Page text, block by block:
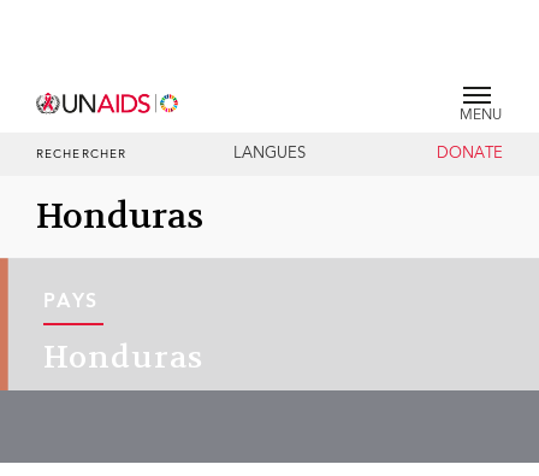
MENU
RECHERCHER LANGUES DONATE
Honduras
PAYS
Honduras